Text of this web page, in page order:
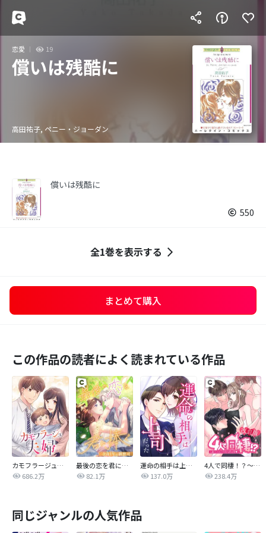
恋愛 19
償いは残酷に
高田祐子, ペニー・ジョーダン
償いは残酷に
550
全1巻を表示する
まとめて購入
この作品の読者によく読まれている作品
カモフラージュ夫婦
686.2万
最後の恋を君に捧ぐ～余命1年の御曹司～
82.1万
運命の相手は上司だった
137.0万
4人で同棲！？～逆ハーレムハウスへようこそ♥～【改訂版】
238.4万
同じジャンルの人気作品